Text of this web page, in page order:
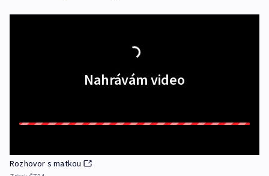
Nahrávám video
Rozhovor s matkou